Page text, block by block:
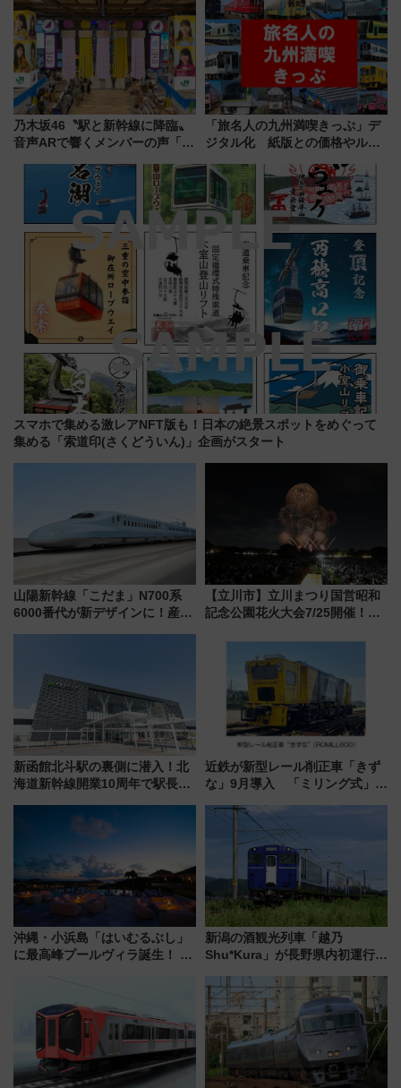
注目観光列車まとめ きっぷの取
り方は？
にオーダーメイド型の宿泊プラ
ンが誕生！
乃木坂46〝駅と新幹線に降臨〟
音声ARで響くメンバーの声「真
「旅名人の九州満喫きっぷ」デ
ジタル化 紙版との価格やルー
スマホで集める激レアNFT版も！日本の絶景スポットをめぐって
集める「索道印(さくどういん)」企画がスタート
山陽新幹線「こだま」N700系
6000番代が新デザインに！産学
【立川市】立川まつり国営昭和
記念公園花火大会7/25開催！
新函館北斗駅の裏側に潜入！北
海道新幹線開業10周年で駅長
ト 参加方法や体験内容を紹介
近鉄が新型レール削正車「きず
な」9月導入 「ミリング式」採
化！安全性や乗り心地の向上に
貢献するだけでなく、全線区で
活躍するための仕組みも
沖縄・小浜島「はいむるぶし」
に最高峰プールヴィラ誕生！ 石
してみない？
新潟の酒観光列車「越乃
Shu*Kura」が長野県内初運行！
別企画